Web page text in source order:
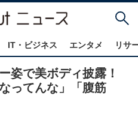
IT・ビジネス エンタメ リサ
姿で美ボディ披露！
ってんな」「腹筋